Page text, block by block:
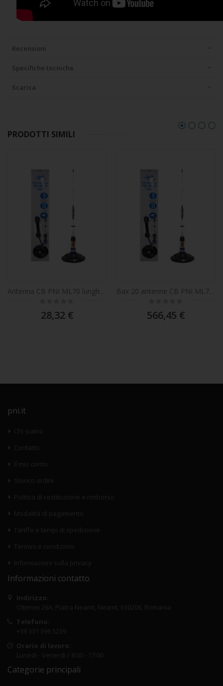
Recensioni
Specifiche tecniche
Scarica
PRODOTTI SIMILI
28,32 € 566,45 €
pni.it
Chi siamo
Contatto
Il mio conto
Storico ordini
Politica di restituzione e rimborso
Modalità di pagamento
Tariffe e tempi di spedizione
Termini e condizioni
Informazioni sulla privacy
Informazioni contatto
Indirizzo:
Olteniei 26A, Piatra Neamt, Neamt, 610206, Romania
Telefono:
+39 331 396 5239
Orario di lavoro:
Lunedi - Venerdi / 8:00 - 17:00
Categorie principali